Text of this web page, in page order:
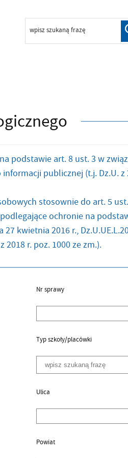
wpisz szukaną frazę
podstawie art. 8 ust. 3 w
publicznej (t.j. Dz.U. z
stosownie do art. 5
ochronie na
kwietnia 2016 r.,
2018 r. poz. 1000 ze zm.).
Nr sprawy
Typ szkoły/placówki
Ulica
Powiat